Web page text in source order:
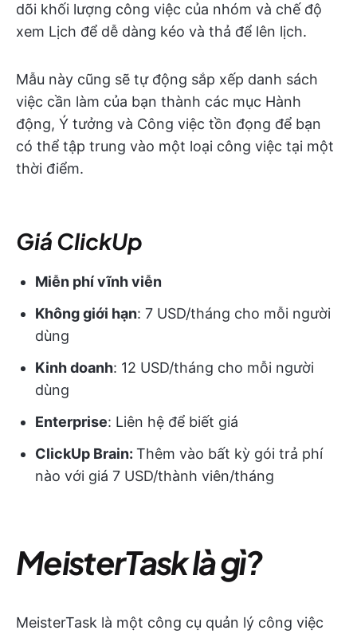
dõi khối lượng công việc của nhóm và chế độ
xem Lịch để dễ dàng kéo và thả để lên lịch.
Mẫu này cũng sẽ tự động sắp xếp danh sách
việc cần làm của bạn thành các mục Hành
động, Ý tưởng và Công việc tồn đọng để bạn
có thể tập trung vào một loại công việc tại một
thời điểm.
Giá ClickUp
Miễn phí vĩnh viễn
Không giới hạn: 7 USD/tháng cho mỗi người
dùng
Kinh doanh: 12 USD/tháng cho mỗi người
dùng
Enterprise: Liên hệ để biết giá
ClickUp Brain: Thêm vào bất kỳ gói trả phí
nào với giá 7 USD/thành viên/tháng
MeisterTask là gì?
MeisterTask là một công cụ quản lý công việc